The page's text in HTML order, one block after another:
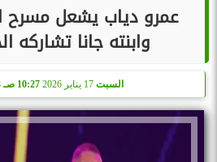
عمرو دياب يشعل مسرح
وابنته جانا تشاركه
السبت 10:27 صـ